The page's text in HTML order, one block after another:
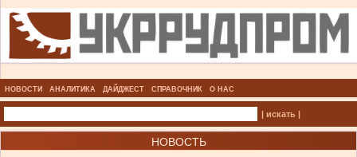
НОВОСТИ АНАЛИТИКА ДАЙДЖЕСТ СПРАВОЧНИК О НАС
| искать |
НОВОСТЬ